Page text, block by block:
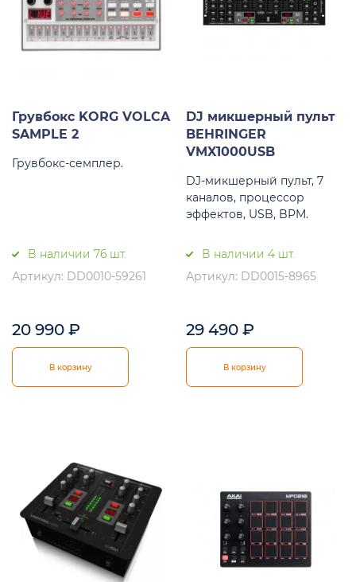
Грувбокс KORG VOLCA
SAMPLE 2
Грувбокс-семплер.
В наличии 76 шт.
Артикул: DD0010-59261
20 990 ₽
В корзину
DJ микшерный пульт
BEHRINGER
VMX1000USB
DJ-микшерный пульт, 7
каналов, процессор
эффектов, USB, BPM.
В наличии 4 шт.
Артикул: DD0015-8965
29 490 ₽
В корзину